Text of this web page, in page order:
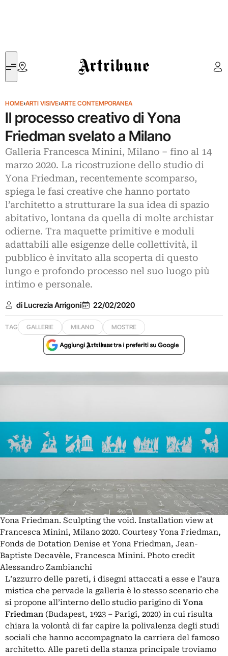
Artribune
HOME›ARTI VISIVE›ARTE CONTEMPORANEA
Il processo creativo di Yona
Friedman svelato a Milano
Galleria Francesca Minini, Milano – fino al 14
marzo 2020. La ricostruzione dello studio di
Yona Friedman, recentemente scomparso,
spiega le fasi creative che hanno portato
l’architetto a strutturare la sua idea di spazio
abitativo, lontana da quella di molte archistar
odierne. Tra maquette primitive e moduli
adattabili alle esigenze delle collettività, il
pubblico è invitato alla scoperta di questo
lungo e profondo processo nel suo luogo più
intimo e personale.
di Lucrezia Arrigoni 22/02/2020
TAG GALLERIE MILANO MOSTRE
Yona Friedman. Sculpting the void. Installation view at
Francesca Minini, Milano 2020. Courtesy Yona Friedman,
Fonds de Dotation Denise et Yona Friedman, Jean-
Baptiste Decavèle, Francesca Minini. Photo credit
Alessandro Zambianchi
L’azzurro delle pareti, i disegni attaccati a esse e l’aura
mistica che pervade la galleria è lo stesso scenario che
si propone all’interno dello studio parigino di Yona
Friedman (Budapest, 1923 ‒ Parigi, 2020) in cui risulta
chiara la volontà di far capire la polivalenza degli studi
sociali che hanno accompagnato la carriera del famoso
architetto. Alle pareti della stanza principale troviamo